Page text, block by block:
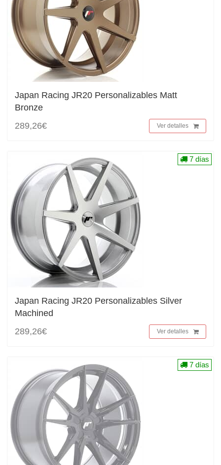
Japan Racing JR20 Personalizables Matt
Bronze
289,26€
Ver detalles
Japan Racing JR20 Personalizables Silver
Machined
289,26€
Ver detalles
7 días
7 días